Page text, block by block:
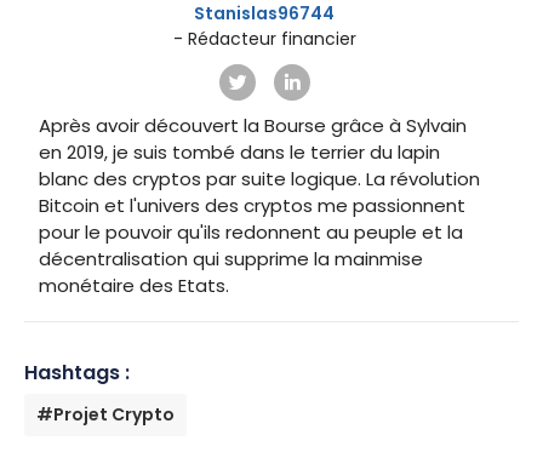
Stanislas96744
- Rédacteur financier
Après avoir découvert la Bourse grâce à Sylvain
en 2019, je suis tombé dans le terrier du lapin
blanc des cryptos par suite logique. La révolution
Bitcoin et l'univers des cryptos me passionnent
pour le pouvoir qu'ils redonnent au peuple et la
décentralisation qui supprime la mainmise
monétaire des Etats.
Hashtags :
#Projet Crypto